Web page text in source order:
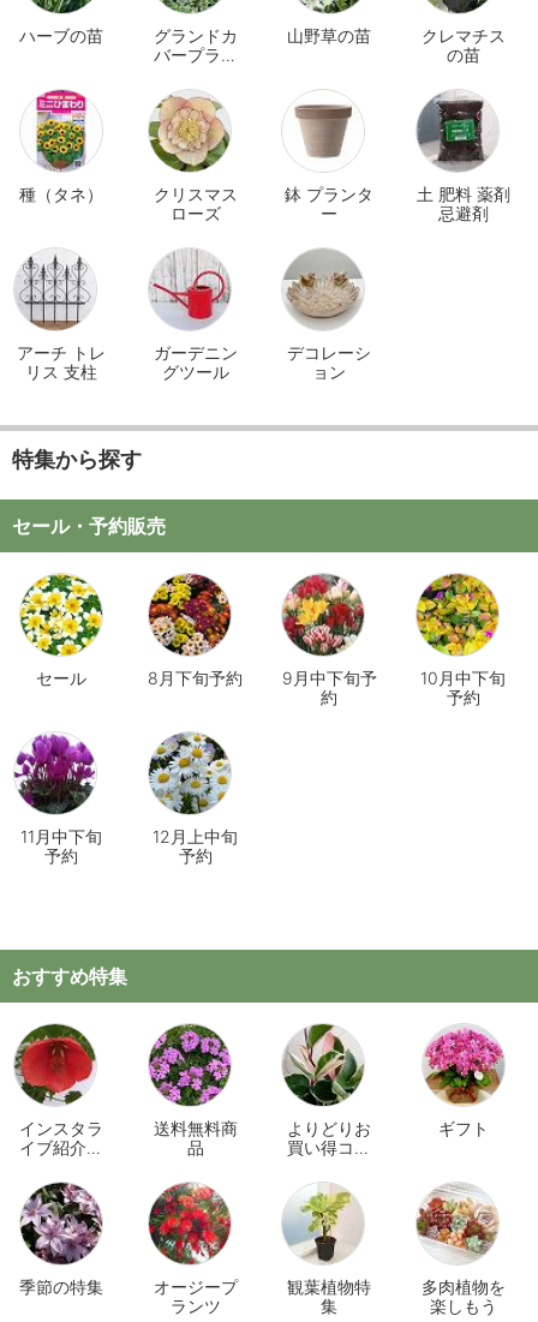
ハーブの苗
グランドカ
バープラン
山野草の苗
クレマチス
の苗
種（タネ）
クリスマス
ローズ
鉢 プランタ
ー
土 肥料 薬剤
忌避剤
アーチ トレ
リス 支柱
ガーデニン
グツール
デコレーシ
ョン
特集から探す
セール・予約販売
セール 8月下旬予約
9月中下旬予
約
10月中下旬
予約
11月中下旬
予約
12月上中旬
予約
おすすめ特集
インスタラ
イブ紹介商
送料無料商
品
よりどりお
買い得コー
ギフト
季節の特集
オージープ
ランツ
観葉植物特
集
多肉植物を
楽しもう